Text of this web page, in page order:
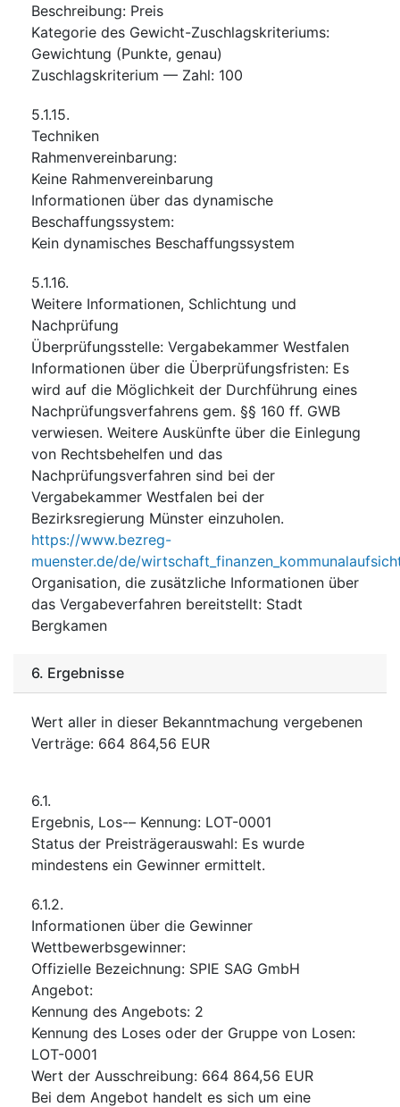
Beschreibung: Preis
Kategorie des Gewicht-Zuschlagskriteriums:
Gewichtung (Punkte, genau)
Zuschlagskriterium — Zahl: 100
5.1.15.
Techniken
Rahmenvereinbarung:
Keine Rahmenvereinbarung
Informationen über das dynamische
Beschaffungssystem:
Kein dynamisches Beschaffungssystem
5.1.16.
Weitere Informationen, Schlichtung und
Nachprüfung
Überprüfungsstelle: Vergabekammer Westfalen
Informationen über die Überprüfungsfristen: Es
wird auf die Möglichkeit der Durchführung eines
Nachprüfungsverfahrens gem. §§ 160 ff. GWB
verwiesen. Weitere Auskünfte über die Einlegung
von Rechtsbehelfen und das
Nachprüfungsverfahren sind bei der
Vergabekammer Westfalen bei der
Bezirksregierung Münster einzuholen.
https://www.bezreg-
muenster.de/de/
Organisation, die zusätzliche Informationen über
das Vergabeverfahren bereitstellt: Stadt
Bergkamen
6. Ergebnisse
Wert aller in dieser Bekanntmachung vergebenen
Verträge: 664 864,56 EUR
6.1.
Ergebnis, Los-– Kennung: LOT-0001
Status der Preisträgerauswahl: Es wurde
mindestens ein Gewinner ermittelt.
6.1.2.
Informationen über die Gewinner
Wettbewerbsgewinner:
Offizielle Bezeichnung: SPIE SAG GmbH
Angebot:
Kennung des Angebots: 2
Kennung des Loses oder der Gruppe von Losen:
LOT-0001
Wert der Ausschreibung: 664 864,56 EUR
Bei dem Angebot handelt es sich um eine